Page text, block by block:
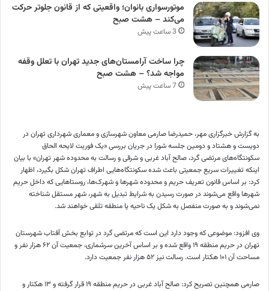
موتورسواری بانوان؛ واقعیتی که از قانون جلوتر حرکت
می‌کند – هشت صبح
3 ساعت پیش
چرا ساخت آرامستان‌های جدید تهران با تعلل وقفه
مواجه شد؟ – هشت صبح
7 ساعت پیش
به گزارش خبرگزاری مهر، حمیدرضا صارمی معاون شهرسازی و معماری شهرداری تهران در
دویست و هشتاد و دومین جلسه شورا در جریان بررسی «یک فوریت لایحه الحاق
سکونتگاه‌های مرتضی گرد، صالح آباد غربی و شرقی و رسالت به محدوده شهر تهران» با بیان
اینکه تغییرات سریع جمعیتی باعث شده سکونتگاه‌هایی اطراف تهران شکل بگیرد، اظهار
کرد: بر اساس قانون تعریف حریم و محدوده شهرها و شهرک‌ها، روستاهایی که داخل حریم
شهرها واقع می‌شوند در صورت رسیدن به شرایط تبدیل به شهر، شهر مستقل شناخته
نمی‌شوند و به صورت منفصل به شکل یک ناحیه یا منطقه تلقی خواهند شد.
وی افزود: موضوعی که وجود دارد این است که مرتضی گرد در توابع بخش آفتاب شهرستان
تهران در حریم منطقه ۱۹ واقع شده و بر اساس آخرین سرشماری، جمعیت آن ۶۲ هزار نفر و
مساحت آن ۱۰۱ هکتار است. رسالت نیز ۵۲ هزار نفر جمعیت دارد.
صارمی همچنین تصریح کرد: صالح آباد غربی در حریم منطقه ۱۹ قرار گرفته و ۱۳ هکتار و